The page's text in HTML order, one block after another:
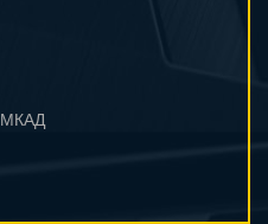
МКАД